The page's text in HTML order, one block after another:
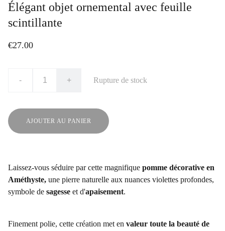
Élégant objet ornemental avec feuille
scintillante
€27.00
- + Rupture de stock
AJOUTER AU PANIER
Laissez-vous séduire par cette magnifique pomme décorative en
Améthyste, une pierre naturelle aux nuances violettes profondes,
symbole de sagesse et d'apaisement.
Finement polie, cette création met en valeur toute la beauté de